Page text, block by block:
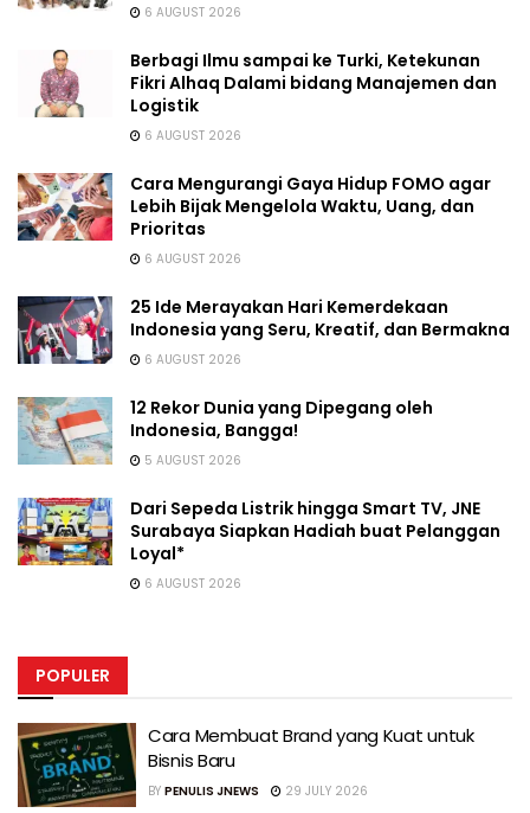
6 AUGUST 2026
Berbagi Ilmu sampai ke Turki, Ketekunan
Fikri Alhaq Dalami bidang Manajemen dan
Logistik
6 AUGUST 2026
Cara Mengurangi Gaya Hidup FOMO agar
Lebih Bijak Mengelola Waktu, Uang, dan
Prioritas
6 AUGUST 2026
25 Ide Merayakan Hari Kemerdekaan
Indonesia yang Seru, Kreatif, dan Bermakna
6 AUGUST 2026
12 Rekor Dunia yang Dipegang oleh
Indonesia, Bangga!
5 AUGUST 2026
Dari Sepeda Listrik hingga Smart TV, JNE
Surabaya Siapkan Hadiah buat Pelanggan
Loyal*
6 AUGUST 2026
POPULER
Cara Membuat Brand yang Kuat untuk
Bisnis Baru
BY PENULIS JNEWS 29 JULY 2026